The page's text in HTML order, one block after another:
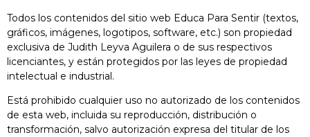
Todos los contenidos del sitio web Educa Para Sentir (textos,
gráficos, imágenes, logotipos, software, etc.) son propiedad
exclusiva de Judith Leyva Aguilera o de sus respectivos
licenciantes, y están protegidos por las leyes de propiedad
intelectual e industrial.
Está prohibido cualquier uso no autorizado de los contenidos
de esta web, incluida su reproducción, distribución o
transformación, salvo autorización expresa del titular de los